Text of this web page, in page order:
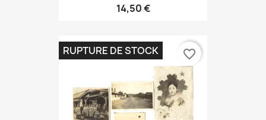
14,50 €
RUPTURE DE STOCK favorite_border